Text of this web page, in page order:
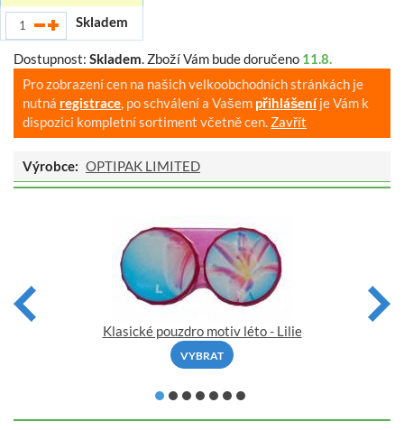
Skladem
Dostupnost: Skladem. Zboží Vám bude doručeno 11.8.
Pro zobrazení cen na našich velkoobchodních stránkách je
nutná registrace, po schválení a Vašem přihlášeníje Vám k
dispozici kompletní sortiment včetně cen. Zavřít
Výrobce: OPTIPAK LIMITED
Klasické pouzdro motiv léto - Lilie
VYBRAT